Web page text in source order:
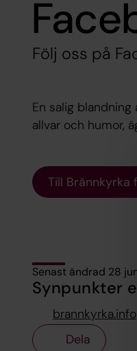
Följ oss på
En salig
allvar och humor,
Till Brännkyrka
Senast ändrad 28
Synpunkter
Dela